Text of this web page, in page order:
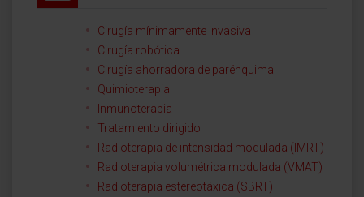
Cirugía mínimamente invasiva
Cirugía robótica
Cirugía ahorradora de parénquima
Quimioterapia
Inmunoterapia
Tratamiento dirigido
Radioterapia de intensidad modulada (IMRT)
Radioterapia volumétrica modulada (VMAT)
Radioterapia estereotáxica (SBRT)